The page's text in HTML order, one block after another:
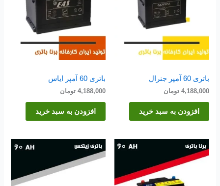
باتری 60 آمپر جنرال
4,188,000 تومان
افزودن به سبد خرید
باتری 60 آمپر ایاس
4,188,000 تومان
افزودن به سبد خرید